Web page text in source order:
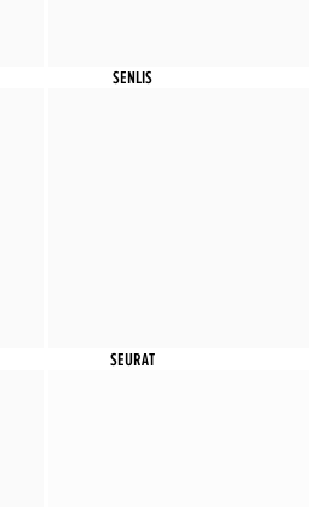
SENLIS
SEURAT